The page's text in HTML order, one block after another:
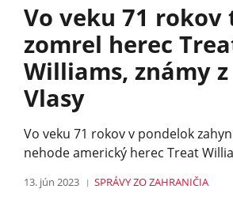
Vo veku 71
zomrel herec
Williams, známy
Vlasy
Vo veku 71 rokov v pondelok
nehode americký herec Treat
13. jún 2023 SPRÁVYZO ZAHRANIČIA